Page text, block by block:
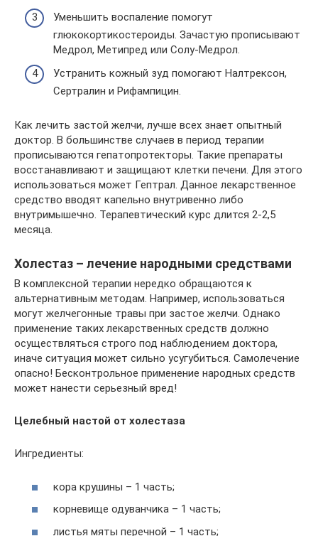
Уменьшить воспаление помогут
глюкокортикостероиды. Зачастую прописывают
Медрол, Метипред или Солу-Медрол.
Устранить кожный зуд помогают Налтрексон,
Сертралин и Рифампицин.
Как лечить застой желчи, лучше всех знает опытный
доктор. В большинстве случаев в период терапии
прописываются гепатопротекторы. Такие препараты
восстанавливают и защищают клетки печени. Для этого
использоваться может Гептрал. Данное лекарственное
средство вводят капельно внутривенно либо
внутримышечно. Терапевтический курс длится 2-2,5
месяца.
Холестаз – лечение народными средствами
В комплексной терапии нередко обращаются к
альтернативным методам. Например, использоваться
могут желчегонные травы при застое желчи. Однако
применение таких лекарственных средств должно
осуществляться строго под наблюдением доктора,
иначе ситуация может сильно усугубиться. Самолечение
опасно! Бесконтрольное применение народных средств
может нанести серьезный вред!
Целебный настой от холестаза
Ингредиенты:
кора крушины – 1 часть;
корневище одуванчика – 1 часть;
листья мяты перечной – 1 часть;